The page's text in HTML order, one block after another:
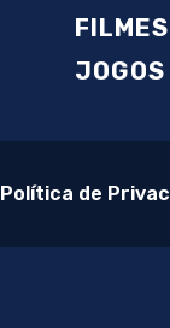
JOGOS
Política de